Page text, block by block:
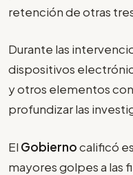
retención de otras
Durante las
dispositivos
y otros elementos
profundizar las
El Gobiernocalificó
mayores golpes a las